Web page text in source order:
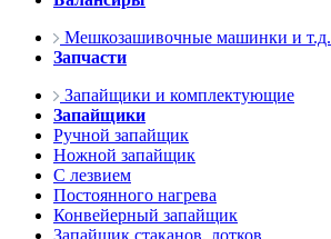
Мешкозашивочные машинки и т.д.
Запчасти
Запайщики и комплектующие
Запайщики
Ручной запайщик
Ножной запайщик
С лезвием
Постоянного нагрева
Конвейерный запайщик
Запайщик стаканов, лотков